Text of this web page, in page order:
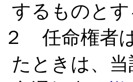
するものとす
２ 任命権者
たときは、